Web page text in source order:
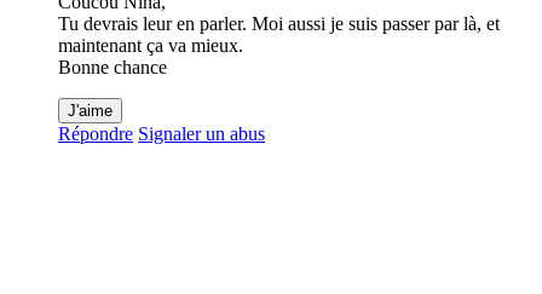
Tu devrais leur en parler. Moi aussi je suis passer par là, et
maintenant ça va mieux.
Bonne chance
J'aime
Répondre Signaler un abus